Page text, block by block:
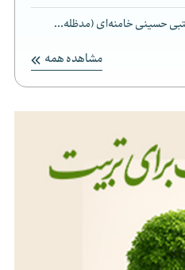
حسینی خامنه‌ای (مدظله...
مشاهده همه